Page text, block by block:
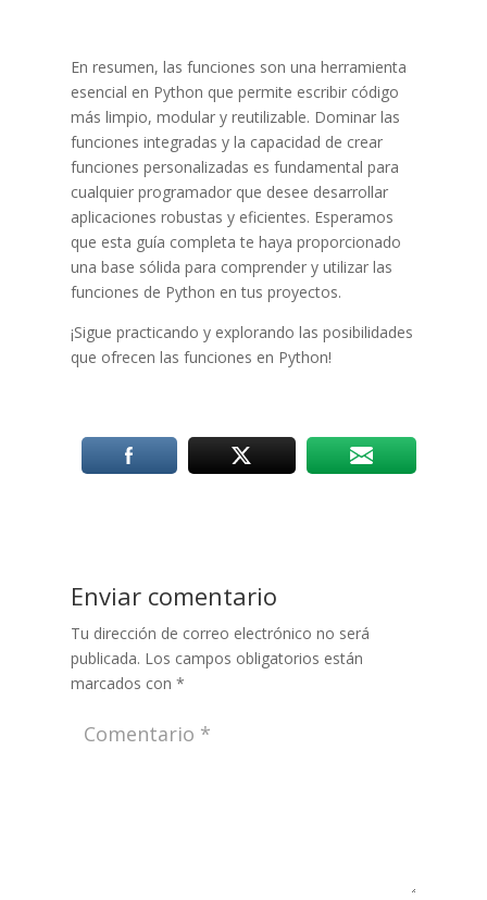
En resumen, las funciones son una herramienta
esencial en Python que permite escribir código
más limpio, modular y reutilizable. Dominar las
funciones integradas y la capacidad de crear
funciones personalizadas es fundamental para
cualquier programador que desee desarrollar
aplicaciones robustas y eficientes. Esperamos
que esta guía completa te haya proporcionado
una base sólida para comprender y utilizar las
funciones de Python en tus proyectos.
¡Sigue practicando y explorando las posibilidades
que ofrecen las funciones en Python!
Enviar comentario
Tu dirección de correo electrónico no será
publicada. Los campos obligatorios están
marcados con *